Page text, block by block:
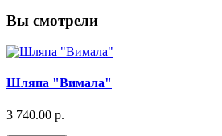
Вы смотрели
Шляпа "Вимала"
3 740.00 р.